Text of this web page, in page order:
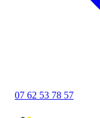
07 62 53 78 57